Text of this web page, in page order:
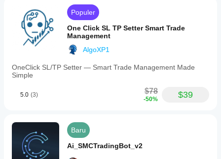
Populer
One Click SL TP Setter Smart Trade
Management
AlgoXP1
OneClick SL/TP Setter — Smart Trade Management Made
Simple
5.0 (3) $78
-50% $39
Baru
Ai_SMCTradingBot_v2